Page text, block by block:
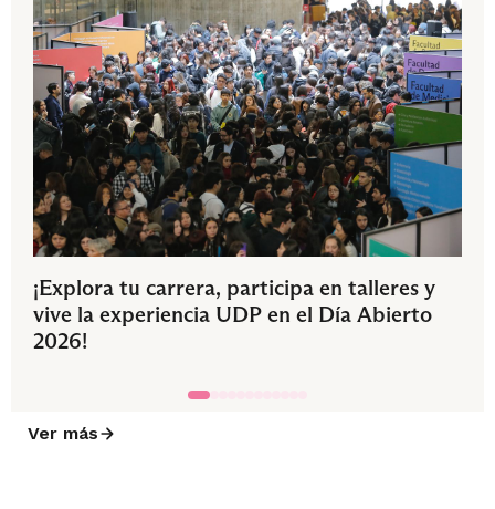
¡Explora tu carrera, participa en talleres y
vive la experiencia UDP en el Día Abierto
2026!
Ver más